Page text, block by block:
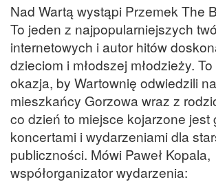
Nad Wartą wystąpi Przemek The
To jeden z najpopularniejszych
internetowych i autor hitów
dzieciom i młodszej młodzieży.
okazja, by Wartownię odwiedzili
mieszkańcy Gorzowa wraz z
co dzień to miejsce kojarzone jest
koncertami i wydarzeniami dla
publiczności. Mówi Paweł Kopala,
współorganizator wydarzenia: